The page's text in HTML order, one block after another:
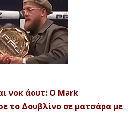
νοκ άουτ: Ο Mark
το Δουβλίνο σε ματσάρα με